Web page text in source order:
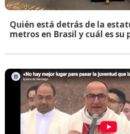
Quién está detrás de la
metros en Brasil y cuál es su